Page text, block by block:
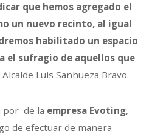
que hemos agregado el
un nuevo recinto, al igual
habilitado un espacio
el sufragio de aquellos que
Luis Sanhueza Bravo.
por de la empresa Evoting,
de efectuar de manera